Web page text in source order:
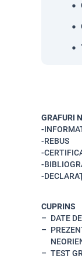
GRAFURI
-
-REBUS
-
-
-
CUPRINS
DATE
TEST